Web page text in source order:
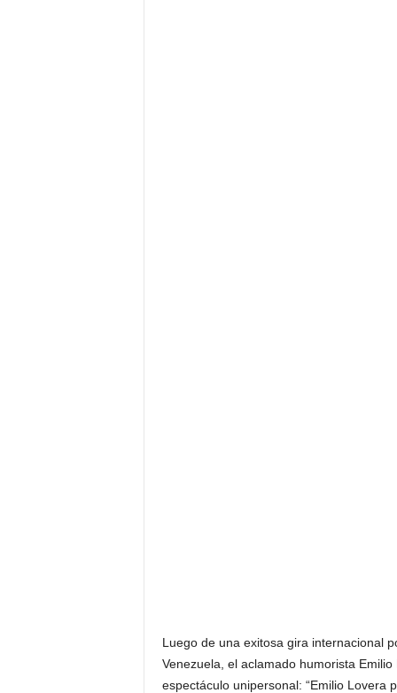
Luego de una exitosa gira internacional
Venezuela, el aclamado humorista
espectáculo unipersonal: “Emilio Lovera